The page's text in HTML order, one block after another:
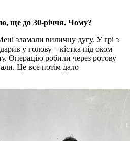
ще до 30-річчя. Чому?
зламали виличну дугу. У грі з
у голову – кістка під оком
Операцію робили через ротову
Це все потім дало